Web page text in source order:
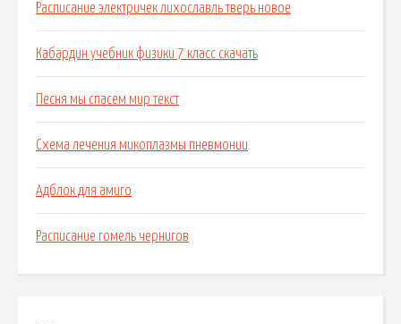
Расписание электричек лихославль тверь новое
Кабардин учебник физики 7 класс скачать
Песня мы спасем мир текст
Схема лечения микоплазмы пневмонии
Адблок для амиго
Расписание гомель чернигов